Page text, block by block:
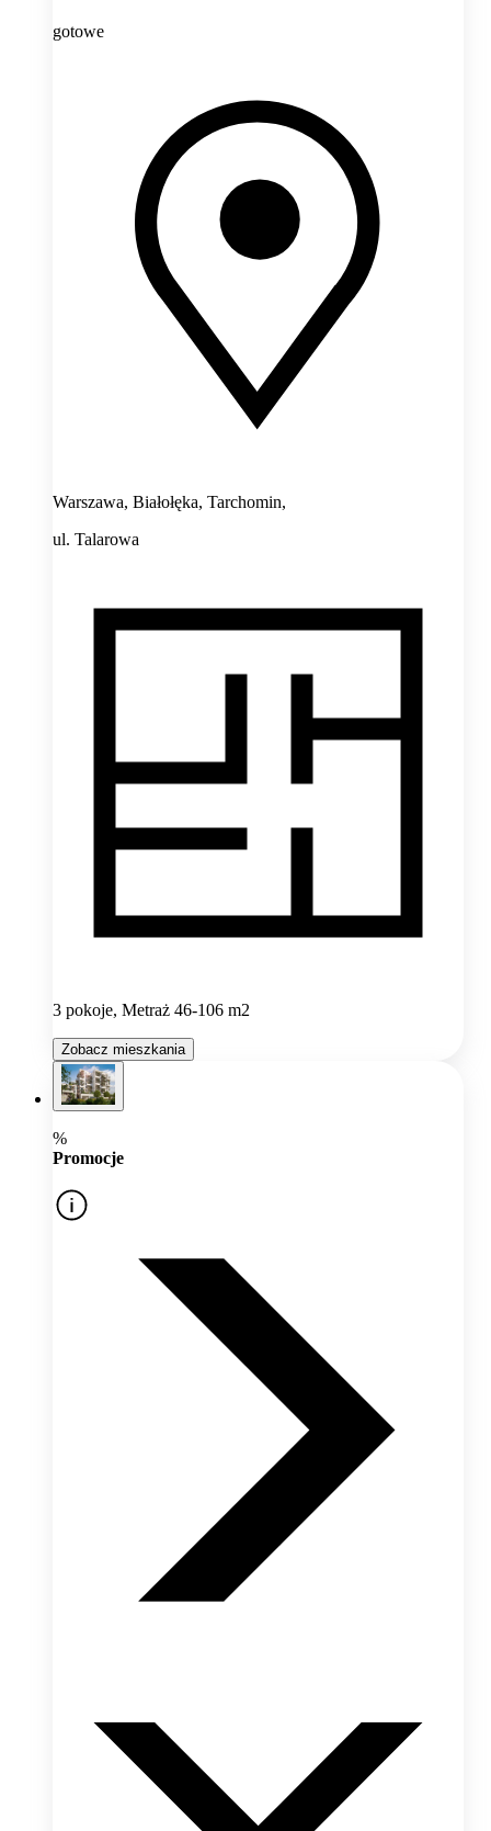
gotowe
Warszawa, Białołęka, Tarchomin,
ul. Talarowa
3 pokoje, Metraż 46-106 m2
Zobacz mieszkania
%
Promocje